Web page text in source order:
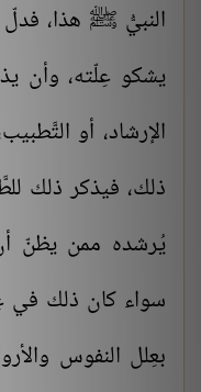
النبيُّ ﷺ هذا،
يشكو عِلّته، وأن
الإرشاد، أو
ذلك، فيذكر ذلك
يُرشده ممن يظنّ
سواء كان ذلك في
بعِلل النفوس